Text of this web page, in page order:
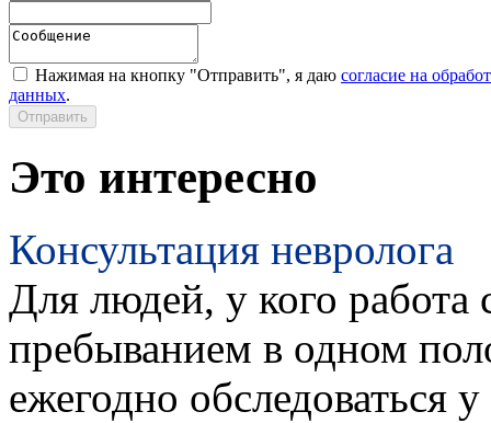
Нажимая на кнопку "Отправить", я даю согласие на
данных.
Это интересно
Консультация невролога
Для людей, у кого работа
пребыванием в одном
ежегодно обследоваться